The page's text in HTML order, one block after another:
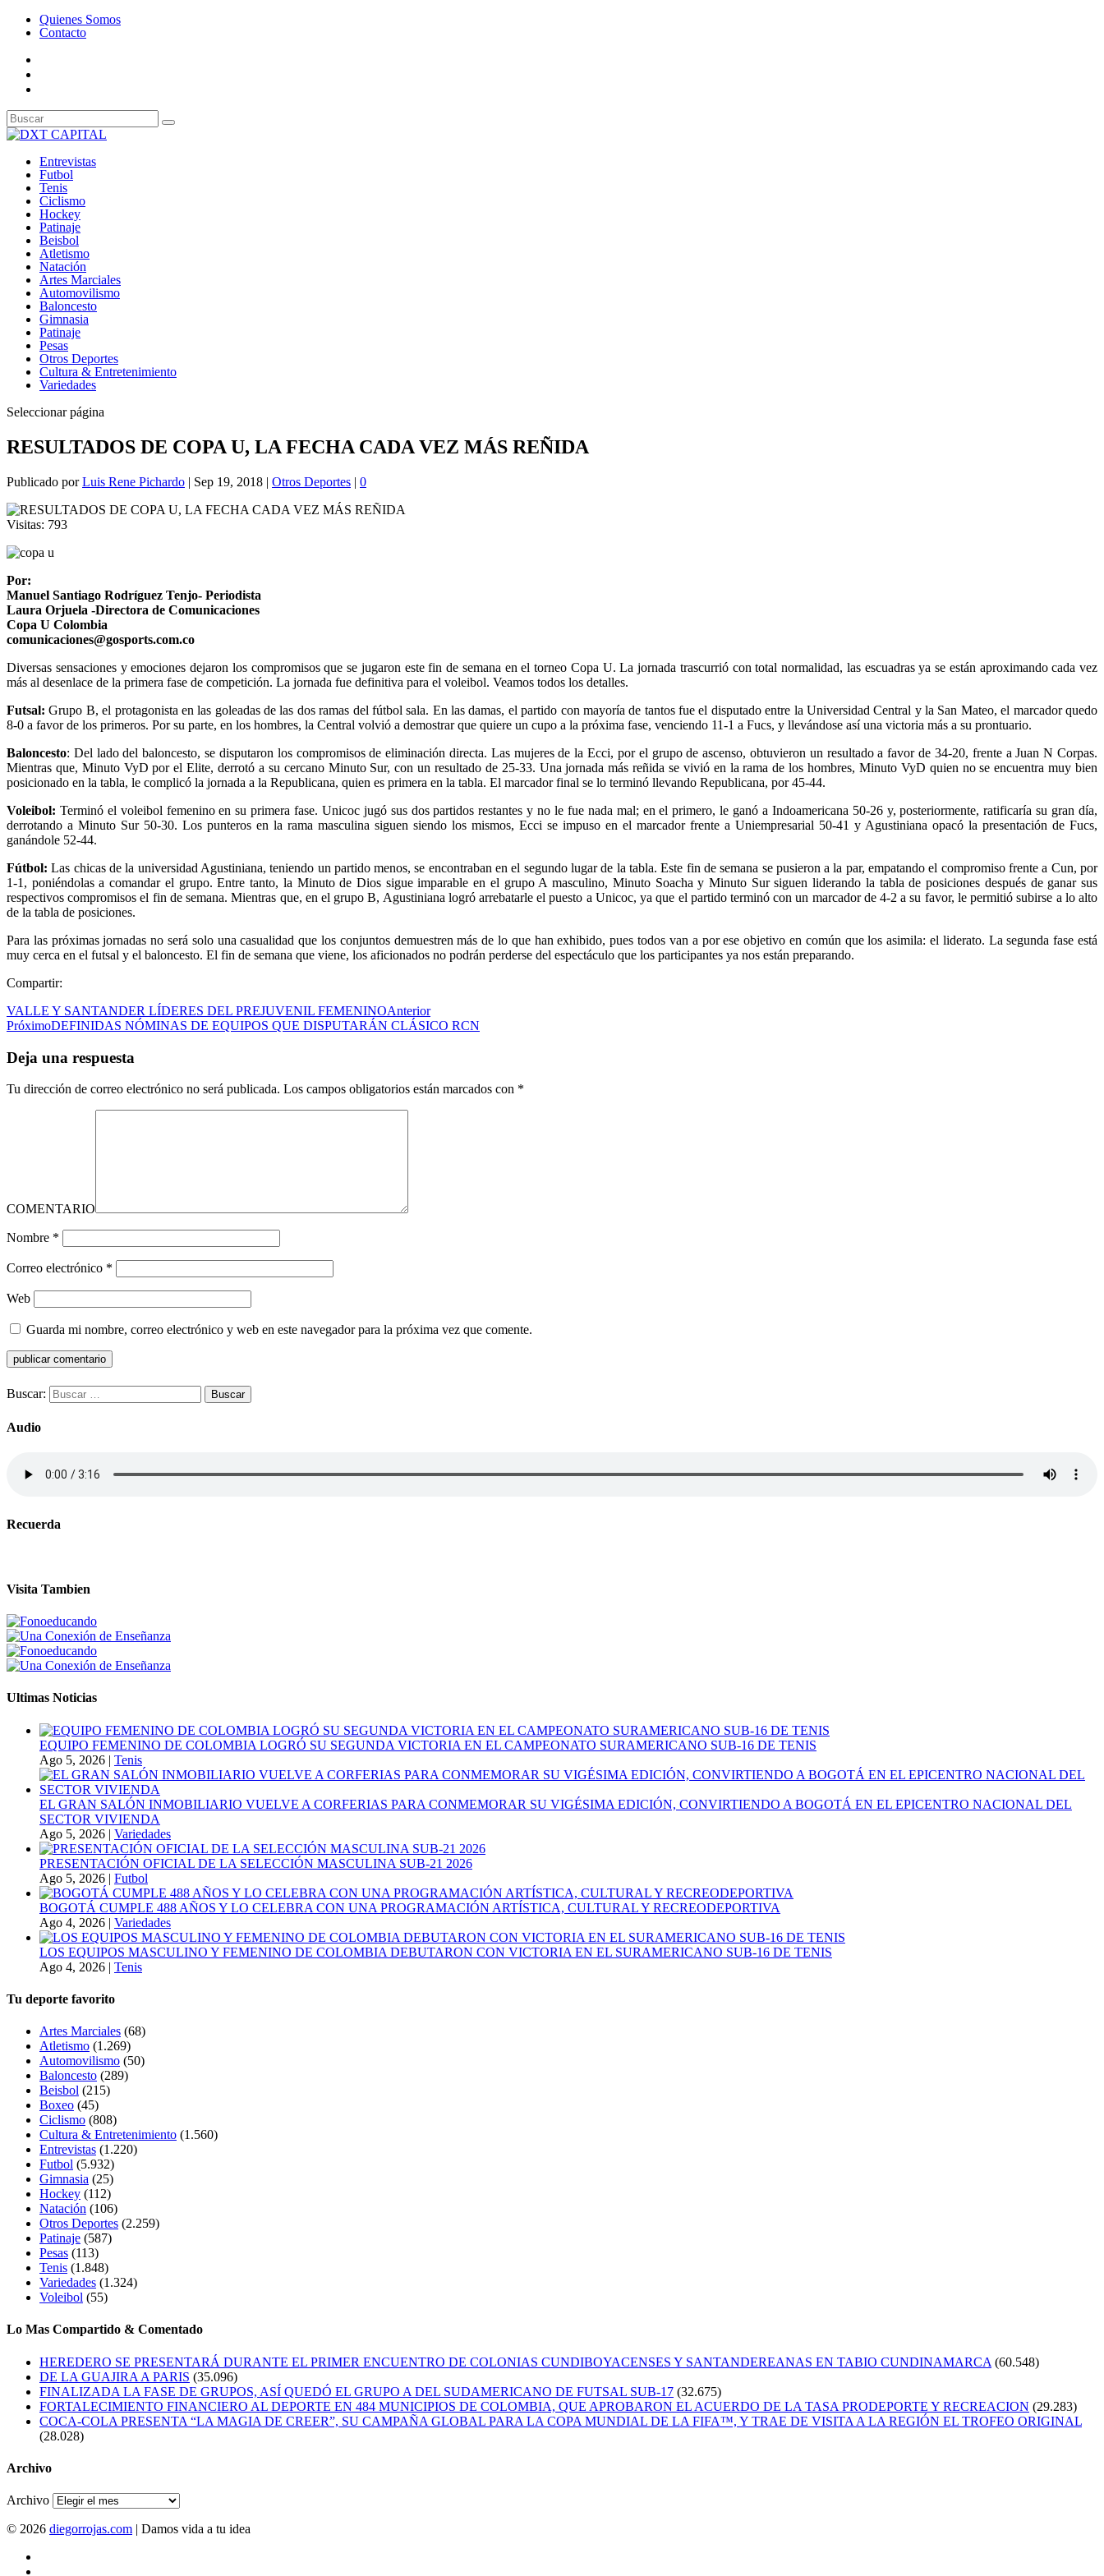
Quienes Somos
Contacto
Entrevistas
Futbol
Tenis
Ciclismo
Hockey
Patinaje
Beisbol
Atletismo
Natación
Artes Marciales
Automovilismo
Baloncesto
Gimnasia
Patinaje
Pesas
Otros Deportes
Cultura & Entretenimiento
Variedades
Seleccionar página
RESULTADOS DE COPA U, LA FECHA CADA VEZ MÁS REÑIDA
Publicado porLuis Rene Pichardo | Sep 19, 2018 | Otros Deportes | 0
Visitas: 793
Por:
Manuel Santiago Rodríguez Tenjo- Periodista
Laura Orjuela -Directora de Comunicaciones
Copa U Colombia
comunicaciones@gosports.com.co
Diversas sensaciones y emociones dejaron los compromisos que se jugaron este fin de semana en el torneo Copa U. La jornada trascurrió con total normalidad, las escuadras ya se están aproximando cada vez
más al desenlace de la primera fase de competición. La jornada fue definitiva para el voleibol. Veamos todos los detalles.
Futsal: Grupo B, el protagonista en las goleadas de las dos ramas del fútbol sala. En las damas, el partido con mayoría de tantos fue el disputado entre la Universidad Central y la San Mateo, el marcador quedo
8-0 a favor de los primeros. Por su parte, en los hombres, la Central volvió a demostrar que quiere un cupo a la próxima fase, venciendo 11-1 a Fucs, y llevándose así una victoria más a su prontuario.
Baloncesto: Del lado del baloncesto, se disputaron los compromisos de eliminación directa. Las mujeres de la Ecci, por el grupo de ascenso, obtuvieron un resultado a favor de 34-20, frente a Juan N Corpas.
Mientras que, Minuto VyD por el Elite, derrotó a su cercano Minuto Sur, con un resultado de 25-33. Una jornada más reñida se vivió en la rama de los hombres, Minuto VyD quien no se encuentra muy bien
posicionado en la tabla, le complicó la jornada a la Republicana, quien es primera en la tabla. El marcador final se lo terminó llevando Republicana, por 45-44.
Voleibol: Terminó el voleibol femenino en su primera fase. Unicoc jugó sus dos partidos restantes y no le fue nada mal; en el primero, le ganó a Indoamericana 50-26 y, posteriormente, ratificaría su gran día,
derrotando a Minuto Sur 50-30. Los punteros en la rama masculina siguen siendo los mismos, Ecci se impuso en el marcador frente a Uniempresarial 50-41 y Agustiniana opacó la presentación de Fucs,
ganándole 52-44.
Fútbol: Las chicas de la universidad Agustiniana, teniendo un partido menos, se encontraban en el segundo lugar de la tabla. Este fin de semana se pusieron a la par, empatando el compromiso frente a Cun, por
1-1, poniéndolas a comandar el grupo. Entre tanto, la Minuto de Dios sigue imparable en el grupo A masculino, Minuto Soacha y Minuto Sur siguen liderando la tabla de posiciones después de ganar sus
respectivos compromisos el fin de semana. Mientras que, en el grupo B, Agustiniana logró arrebatarle el puesto a Unicoc, ya que el partido terminó con un marcador de 4-2 a su favor, le permitió subirse a lo alto
de la tabla de posiciones.
Para las próximas jornadas no será solo una casualidad que los conjuntos demuestren más de lo que han exhibido, pues todos van a por ese objetivo en común que los asimila: el liderato. La segunda fase está
muy cerca en el futsal y el baloncesto. El fin de semana que viene, los aficionados no podrán perderse del espectáculo que los participantes ya nos están preparando.
Compartir:
VALLE Y SANTANDER LÍDERES DEL PREJUVENIL FEMENINOAnterior
PróximoDEFINIDAS NÓMINAS DE EQUIPOS QUE DISPUTARÁN CLÁSICO RCN
Deja una respuesta
Tu dirección de correo electrónico no será publicada. Los campos obligatorios están marcados con *
COMENTARIO
Nombre *
Correo electrónico *
Web
Guarda mi nombre, correo electrónico y web en este navegador para la próxima vez que comente.
Buscar:
Audio
Recuerda
Visita Tambien
Ultimas Noticias
EQUIPO FEMENINO DE COLOMBIA LOGRÓ SU SEGUNDA VICTORIA EN EL CAMPEONATO SURAMERICANO SUB-16 DE TENIS
Ago 5, 2026 | Tenis
EL GRAN SALÓN INMOBILIARIO VUELVE A CORFERIAS PARA CONMEMORAR SU VIGÉSIMA EDICIÓN, CONVIRTIENDO A BOGOTÁ EN EL EPICENTRO NACIONAL DEL
SECTOR VIVIENDA
Ago 5, 2026 | Variedades
PRESENTACIÓN OFICIAL DE LA SELECCIÓN MASCULINA SUB-21 2026
Ago 5, 2026 | Futbol
BOGOTÁ CUMPLE 488 AÑOS Y LO CELEBRA CON UNA PROGRAMACIÓN ARTÍSTICA, CULTURAL Y RECREODEPORTIVA
Ago 4, 2026 | Variedades
LOS EQUIPOS MASCULINO Y FEMENINO DE COLOMBIA DEBUTARON CON VICTORIA EN EL SURAMERICANO SUB-16 DE TENIS
Ago 4, 2026 | Tenis
Tu deporte favorito
Artes Marciales (68)
Atletismo (1.269)
Automovilismo (50)
Baloncesto (289)
Beisbol (215)
Boxeo (45)
Ciclismo (808)
Cultura & Entretenimiento (1.560)
Entrevistas (1.220)
Futbol (5.932)
Gimnasia (25)
Hockey (112)
Natación (106)
Otros Deportes (2.259)
Patinaje (587)
Pesas (113)
Tenis (1.848)
Variedades (1.324)
Voleibol (55)
Lo Mas Compartido & Comentado
HEREDERO SE PRESENTARÁ DURANTE EL PRIMER ENCUENTRO DE COLONIAS CUNDIBOYACENSES Y SANTANDEREANAS EN TABIO CUNDINAMARCA (60.548)
DE LA GUAJIRA A PARIS (35.096)
FINALIZADA LA FASE DE GRUPOS, ASÍ QUEDÓ EL GRUPO A DEL SUDAMERICANO DE FUTSAL SUB-17 (32.675)
FORTALECIMIENTO FINANCIERO AL DEPORTE EN 484 MUNICIPIOS DE COLOMBIA, QUE APROBARON EL ACUERDO DE LA TASA PRODEPORTE Y RECREACION (29.283)
COCA-COLA PRESENTA “LA MAGIA DE CREER”, SU CAMPAÑA GLOBAL PARA LA COPA MUNDIAL DE LA FIFA™, Y TRAE DE VISITA A LA REGIÓN EL TROFEO ORIGINAL
(28.028)
Archivo
Archivo
© 2026 diegorrojas.com | Damos vida a tu idea